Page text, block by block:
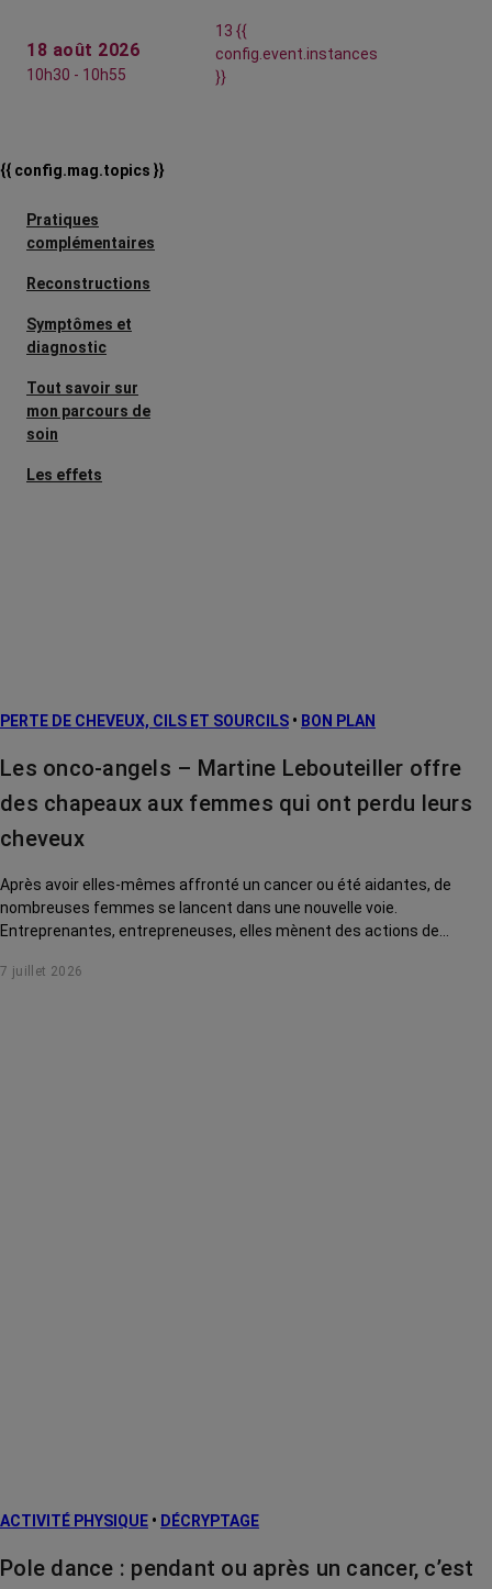
18 août 2026
10h30 - 10h55
13 {{
config.event.instances
}}
{{ config.mag.topics }}
Pratiques
complémentaires
Reconstructions
Symptômes et
diagnostic
Tout savoir sur
mon parcours de
soin
Les effets
Traitements
La vie autour
PERTE DE CHEVEUX, CILS ET SOURCILS • BON PLAN
Les onco-angels – Martine Lebouteiller offre
des chapeaux aux femmes qui ont perdu leurs
cheveux
Après avoir elles-mêmes affronté un cancer ou été aidantes, de
nombreuses femmes se lancent dans une nouvelle voie.
Entreprenantes, entrepreneuses, elles mènent des actions de
Martine Lebouteiller, fondatrice de l'association Les Chapeaux de
7 juillet 2026
ACTIVITÉ PHYSIQUE • DÉCRYPTAGE
Pole dance : pendant ou après un cancer, c’est